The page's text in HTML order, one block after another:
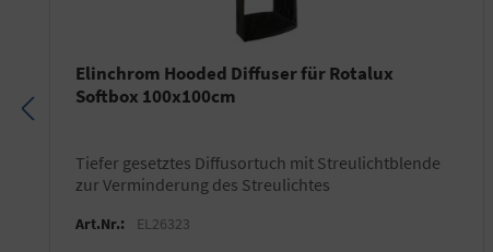
Elinchrom Hooded Diffuser für Rotalux
Softbox 100x100cm
tiefer gesetztes Diffusortuch mit Streulichtblende
zur Verminderung des Streulichtes
Art.Nr.: EL26323